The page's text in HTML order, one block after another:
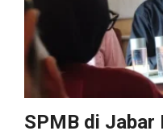
SPMB di Jabar